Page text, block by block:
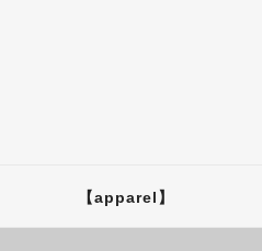
【apparel】